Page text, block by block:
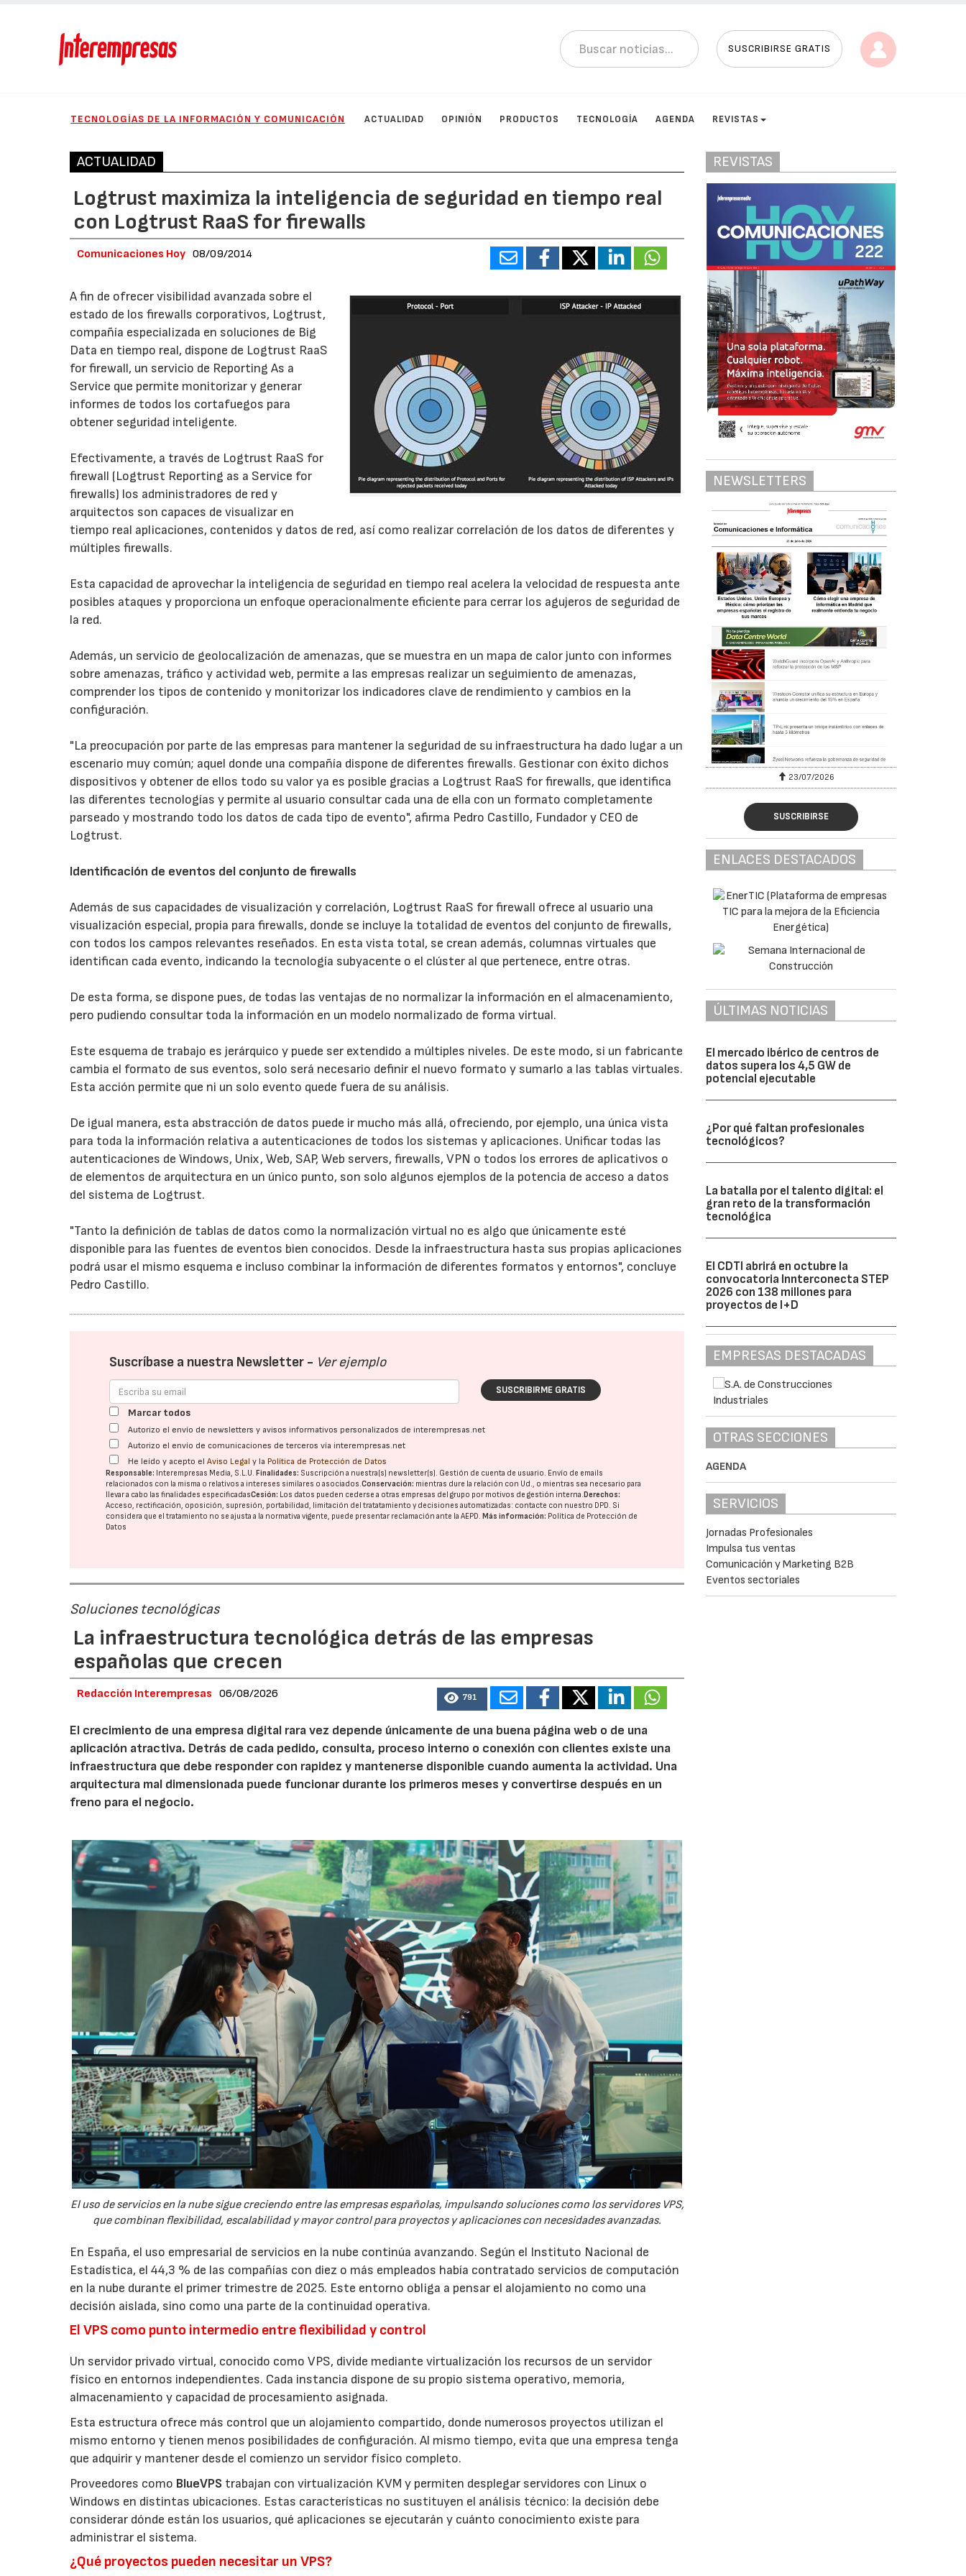
SUSCRIBIRSE GRATIS
TECNOLOGÍAS DE LA INFORMACIÓN Y COMUNICACIÓN ACTUALIDAD OPINIÓN PRODUCTOS TECNOLOGÍA AGENDA REVISTAS
ACTUALIDAD
Logtrust maximiza la inteligencia de seguridad en tiempo real
con Logtrust RaaS for firewalls
Comunicaciones Hoy 08/09/2014
A fin de ofrecer visibilidad avanzada sobre el
estado de los firewalls corporativos, Logtrust,
compañía especializada en soluciones de Big
Data en tiempo real, dispone de Logtrust RaaS
for firewall, un servicio de Reporting As a
Service que permite monitorizar y generar
informes de todos los cortafuegos para
obtener seguridad inteligente.
Efectivamente, a través de Logtrust RaaS for
firewall (Logtrust Reporting as a Service for
firewalls) los administradores de red y
arquitectos son capaces de visualizar en
tiempo real aplicaciones, contenidos y datos de red, así como realizar correlación de los datos de diferentes y
múltiples firewalls.
Esta capacidad de aprovechar la inteligencia de seguridad en tiempo real acelera la velocidad de respuesta ante
posibles ataques y proporciona un enfoque operacionalmente eficiente para cerrar los agujeros de seguridad de
la red.
Además, un servicio de geolocalización de amenazas, que se muestra en un mapa de calor junto con informes
sobre amenazas, tráfico y actividad web, permite a las empresas realizar un seguimiento de amenazas,
comprender los tipos de contenido y monitorizar los indicadores clave de rendimiento y cambios en la
configuración.
"La preocupación por parte de las empresas para mantener la seguridad de su infraestructura ha dado lugar a un
escenario muy común; aquel donde una compañía dispone de diferentes firewalls. Gestionar con éxito dichos
dispositivos y obtener de ellos todo su valor ya es posible gracias a Logtrust RaaS for firewalls, que identifica
las diferentes tecnologías y permite al usuario consultar cada una de ella con un formato completamente
parseado y mostrando todo los datos de cada tipo de evento", afirma Pedro Castillo, Fundador y CEO de
Logtrust.
Identificación de eventos del conjunto de firewalls
Además de sus capacidades de visualización y correlación, Logtrust RaaS for firewall ofrece al usuario una
visualización especial, propia para firewalls, donde se incluye la totalidad de eventos del conjunto de firewalls,
con todos los campos relevantes reseñados. En esta vista total, se crean además, columnas virtuales que
identifican cada evento, indicando la tecnología subyacente o el clúster al que pertenece, entre otras.
De esta forma, se dispone pues, de todas las ventajas de no normalizar la información en el almacenamiento,
pero pudiendo consultar toda la información en un modelo normalizado de forma virtual.
Este esquema de trabajo es jerárquico y puede ser extendido a múltiples niveles. De este modo, si un fabricante
cambia el formato de sus eventos, solo será necesario definir el nuevo formato y sumarlo a las tablas virtuales.
Esta acción permite que ni un solo evento quede fuera de su análisis.
De igual manera, esta abstracción de datos puede ir mucho más allá, ofreciendo, por ejemplo, una única vista
para toda la información relativa a autenticaciones de todos los sistemas y aplicaciones. Unificar todas las
autenticaciones de Windows, Unix, Web, SAP, Web servers, firewalls, VPN o todos los errores de aplicativos o
de elementos de arquitectura en un único punto, son solo algunos ejemplos de la potencia de acceso a datos
del sistema de Logtrust.
"Tanto la definición de tablas de datos como la normalización virtual no es algo que únicamente esté
disponible para las fuentes de eventos bien conocidos. Desde la infraestructura hasta sus propias aplicaciones
podrá usar el mismo esquema e incluso combinar la información de diferentes formatos y entornos", concluye
Pedro Castillo.
Suscríbase a nuestra Newsletter - Ver ejemplo
SUSCRIBIRME GRATIS
Marcar todos
Autorizo el envío de newsletters y avisos informativos personalizados de interempresas.net
Autorizo el envío de comunicaciones de terceros vía interempresas.net
He leído y acepto elAviso Legal y la Política de Protección de Datos
Responsable: Interempresas Media, S.L.U. Finalidades: Suscripción a nuestra(s) newsletter(s). Gestión de cuenta de usuario. Envío de emails
relacionados con la misma o relativos a intereses similares o asociados.Conservación: mientras dure la relación con Ud., o mientras sea necesario para
llevar a cabo las finalidades especificadasCesión: Los datos pueden cederse a otras empresas del grupo por motivos de gestión interna. Derechos:
Acceso, rectificación, oposición, supresión, portabilidad, limitación del tratatamiento y decisiones automatizadas: contacte con nuestro DPD. Si
considera que el tratamiento no se ajusta a la normativa vigente, puede presentar reclamación ante laAEPD. Más información: Política de Protección de
Datos
Soluciones tecnológicas
La infraestructura tecnológica detrás de las empresas
españolas que crecen
Redacción Interempresas 06/08/2026 791
El crecimiento de una empresa digital rara vez depende únicamente de una buena página web o de una
aplicación atractiva. Detrás de cada pedido, consulta, proceso interno o conexión con clientes existe una
infraestructura que debe responder con rapidez y mantenerse disponible cuando aumenta la actividad. Una
arquitectura mal dimensionada puede funcionar durante los primeros meses y convertirse después en un
freno para el negocio.
El uso de servicios en la nube sigue creciendo entre las empresas españolas, impulsando soluciones como los servidores VPS,
que combinan flexibilidad, escalabilidad y mayor control para proyectos y aplicaciones con necesidades avanzadas.
En España, el uso empresarial de servicios en la nube continúa avanzando. Según el Instituto Nacional de
Estadística, el 44,3 % de las compañías con diez o más empleados había contratado servicios de computación
en la nube durante el primer trimestre de 2025. Este entorno obliga a pensar el alojamiento no como una
decisión aislada, sino como una parte de la continuidad operativa.
El VPS como punto intermedio entre flexibilidad y control
Un servidor privado virtual, conocido como VPS, divide mediante virtualización los recursos de un servidor
físico en entornos independientes. Cada instancia dispone de su propio sistema operativo, memoria,
almacenamiento y capacidad de procesamiento asignada.
Esta estructura ofrece más control que un alojamiento compartido, donde numerosos proyectos utilizan el
mismo entorno y tienen menos posibilidades de configuración. Al mismo tiempo, evita que una empresa tenga
que adquirir y mantener desde el comienzo un servidor físico completo.
Proveedores como BlueVPS trabajan con virtualización KVM y permiten desplegar servidores con Linux o
Windows en distintas ubicaciones. Estas características no sustituyen el análisis técnico: la decisión debe
considerar dónde están los usuarios, qué aplicaciones se ejecutarán y cuánto conocimiento existe para
administrar el sistema.
¿Qué proyectos pueden necesitar un VPS?
REVISTAS
NEWSLETTERS
23/07/2026 30/07/2026 23/07/2026
SUSCRIBIRSE
ENLACES DESTACADOS
ÚLTIMAS NOTICIAS
El mercado ibérico de centros de
datos supera los 4,5 GW de
potencial ejecutable
¿Por qué faltan profesionales
tecnológicos?
La batalla por el talento digital: el
gran reto de la transformación
tecnológica
El CDTI abrirá en octubre la
convocatoria Innterconecta STEP
2026 con 138 millones para
proyectos de I+D
EMPRESAS DESTACADAS
OTRAS SECCIONES
AGENDA
SERVICIOS
Jornadas Profesionales
Impulsa tus ventas
Comunicación y Marketing B2B
Eventos sectoriales